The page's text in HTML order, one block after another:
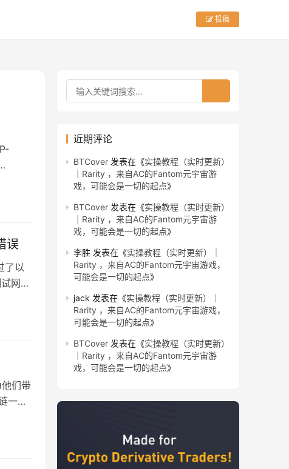
投稿
误
了以
网升
们带
一千
近期评论
BTCover 发表在《实操教程（实时更新）
｜Rarity ，来自AC的Fantom元宇宙游
戏，可能会是一切的起点》
BTCover 发表在《实操教程（实时更新）
｜Rarity ，来自AC的Fantom元宇宙游
戏，可能会是一切的起点》
李胜 发表在《实操教程（实时更新）｜
Rarity ，来自AC的Fantom元宇宙游戏，
可能会是一切的起点》
jack 发表在《实操教程（实时更新）｜
Rarity ，来自AC的Fantom元宇宙游戏，
可能会是一切的起点》
BTCover 发表在《实操教程（实时更新）
｜Rarity ，来自AC的Fantom元宇宙游
戏，可能会是一切的起点》